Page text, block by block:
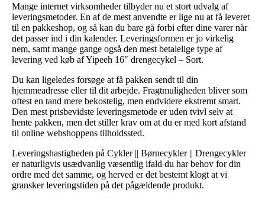
Mange internet virksomheder tilbyder nu et stort udvalg af
leveringsmetoder. En af de mest anvendte er lige nu at få leveret
til en pakkeshop, og så kan du bare gå forbi efter dine varer når
det passer ind i din kalender. Leveringsformen er jo virkelig
nem, samt mange gange også den mest betalelige type af
levering ved køb af Yipeeh 16″ drengecykel – Sort.
Du kan ligeledes forsøge at få pakken sendt til din
hjemmeadresse eller til dit arbejde. Fragtmuligheden bliver som
oftest en tand mere bekostelig, men endvidere ekstremt smart.
Den mest prisbevidste leveringsmetode er uden tvivl selv at
hente pakken, men det stiller krav om at du er med kort afstand
til online webshoppens tilholdssted.
Leveringshastigheden på Cykler || Børnecykler || Drengecykler
er naturligvis usædvanlig væsentlig ifald du har behov for din
ordre med det samme, og herved er det bestemt klogt at vi
gransker leveringstiden på det pågældende produkt.